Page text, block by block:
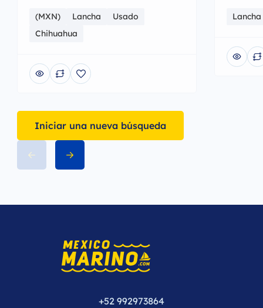
(MXN) Lancha
Usado
Chihuahua
Lancha
Iniciar una nueva búsqueda
+52 992973864